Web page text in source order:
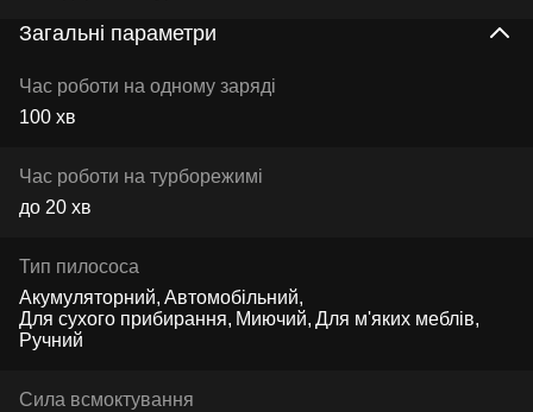
Загальні параметри
Час роботи на одному заряді
100 хв
Час роботи на турборежимі
до 20 хв
Тип пилососа
Акумуляторний Автомобільний
Для сухого прибирання Миючий Для м'яких меблів
Ручний
Сила всмоктування